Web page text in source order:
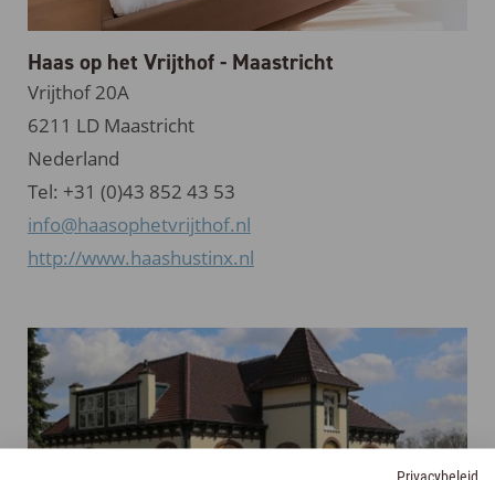
Haas op het Vrijthof - Maastricht
Vrijthof 20A
6211 LD Maastricht
Nederland
Tel: +31 (0)43 852 43 53
info@haasophetvrijthof.nl
http://www.haashustinx.nl
Privacybeleid